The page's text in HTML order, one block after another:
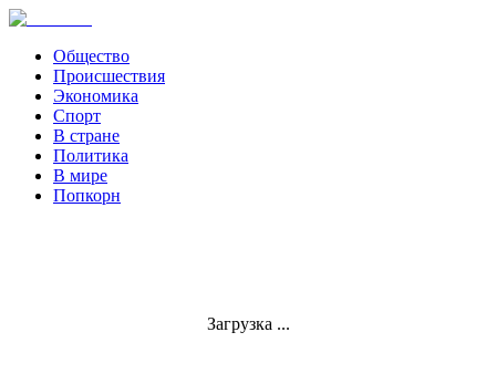
Общество
Происшествия
Экономика
Спорт
В стране
Политика
В мире
Попкорн
Загрузка ...